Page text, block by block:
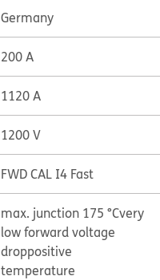
Germany
200 A
1120 A
1200 V
FWD CAL I4 Fast
max. junction 175 °Cvery
low forward voltage
droppositive
temperature